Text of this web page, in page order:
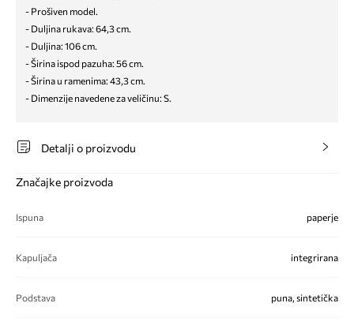
- Prošiven model.
- Duljina rukava: 64,3 cm.
- Duljina: 106 cm.
- Širina ispod pazuha: 56 cm.
- Širina u ramenima: 43,3 cm.
- Dimenzije navedene za veličinu: S.
Detalji o proizvodu
Značajke proizvoda
Ispuna paperje
Kapuljača integrirana
Podstava puna, sintetička